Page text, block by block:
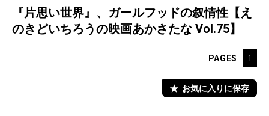
『片思い世界』、ガールフッドの叙情性【え
のきどいちろうの映画あかさたな Vol.75】
PAGES 1
お気に入りに保存